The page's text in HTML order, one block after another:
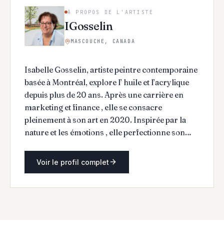
À PROPOS DE L'ARTISTE
IGosselin
MASCOUCHE, CANADA
Isabelle Gosselin, artiste peintre contemporaine
basée à Montréal, explore l’ huile et l’acrylique
depuis plus de 20 ans. Après une carrière en
marketing et finance , elle se consacre
pleinement à son art en 2020. Inspirée par la
nature et les émotions , elle perfectionne son
œuvres ont été exposées dans des événements
Voir le profil complet